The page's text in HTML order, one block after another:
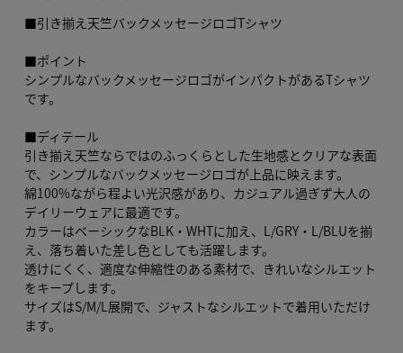
■引き揃え天竺バックメッセージロゴTシャツ
■ポイント
シンプルなバックメッセージロゴがインパクトがあるTシャツ
です。
■ディテール
引き揃え天竺ならではのふっくらとした生地感とクリアな表面
で、シンプルなバックメッセージロゴが上品に映えます。
綿100%ながら程よい光沢感があり、カジュアル過ぎず大人の
デイリーウェアに最適です。
カラーはベーシックなBLK・WHTに加え、L/GRY・L/BLUを揃
え、落ち着いた差し色としても活躍します。
透けにくく、適度な伸縮性のある素材で、きれいなシルエット
をキープします。
サイズはS/M/L展開で、ジャストなシルエットで着用いただけ
ます。